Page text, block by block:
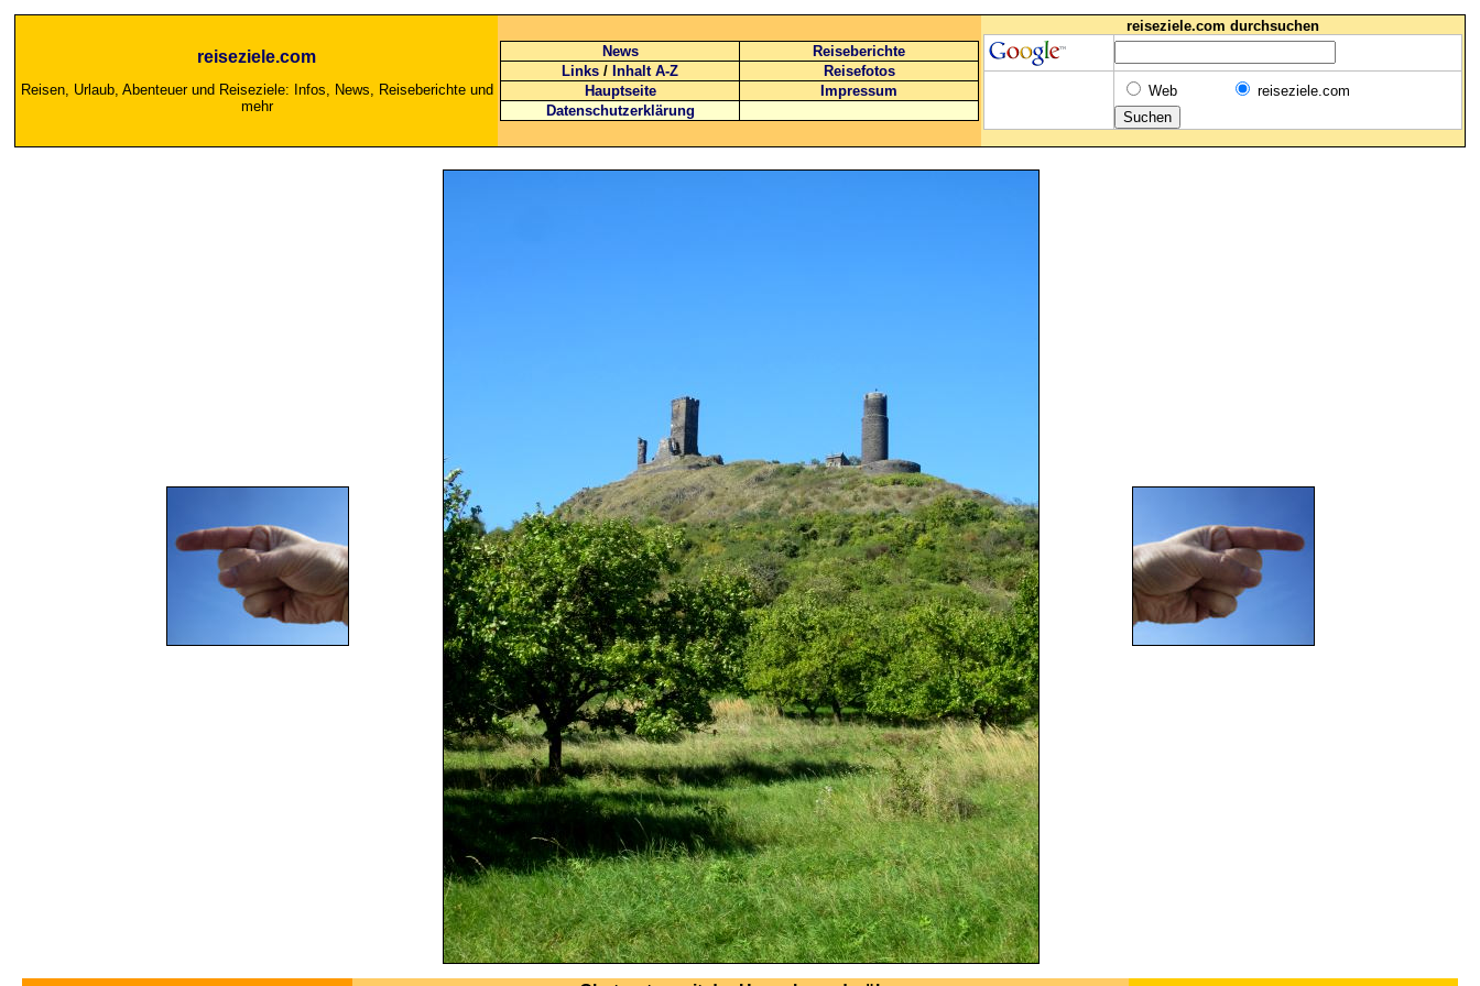
reiseziele.com
Reisen, Urlaub, Abenteuer und Reiseziele: Infos, News, Reiseberichte und
mehr
News
Reiseberichte
Links / Inhalt A-Z
Reisefotos
Hauptseite
Impressum
Datenschutzerklärung
reiseziele.com durchsuchen
Web reiseziele.com